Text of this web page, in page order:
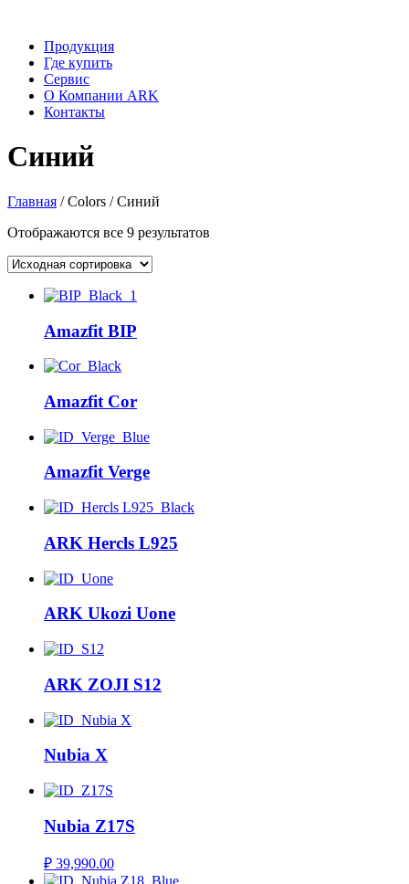
Продукция
Где купить
Сервис
О Компании ARK
Контакты
Синий
Главная / Colors / Синий
Отображаются все 9 результатов
Amazfit BIP
Amazfit Cor
Amazfit Verge
ARK Hercls L925
ARK Ukozi Uone
ARK ZOJI S12
Nubia X
Nubia Z17S
₽ 39,990.00